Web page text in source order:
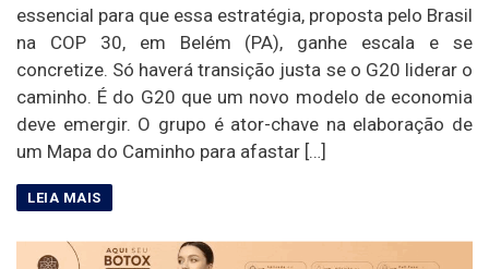
essencial para que essa estratégia, proposta pelo Brasil
na COP 30, em Belém (PA), ganhe escala e se
concretize. Só haverá transição justa se o G20 liderar o
caminho. É do G20 que um novo modelo de economia
deve emergir. O grupo é ator-chave na elaboração de
um Mapa do Caminho para afastar […]